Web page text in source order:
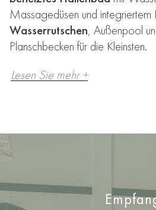
Massagedüsen und integriertem
Wasserrutschen, Außenpool
Planschbecken für die Kleinsten.
Lesen Sie mehr +